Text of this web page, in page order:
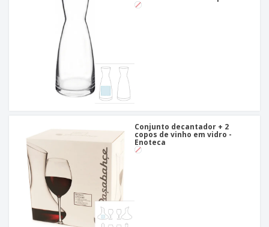
Conjunto decantador + 2
copos de vinho em vidro -
Enoteca